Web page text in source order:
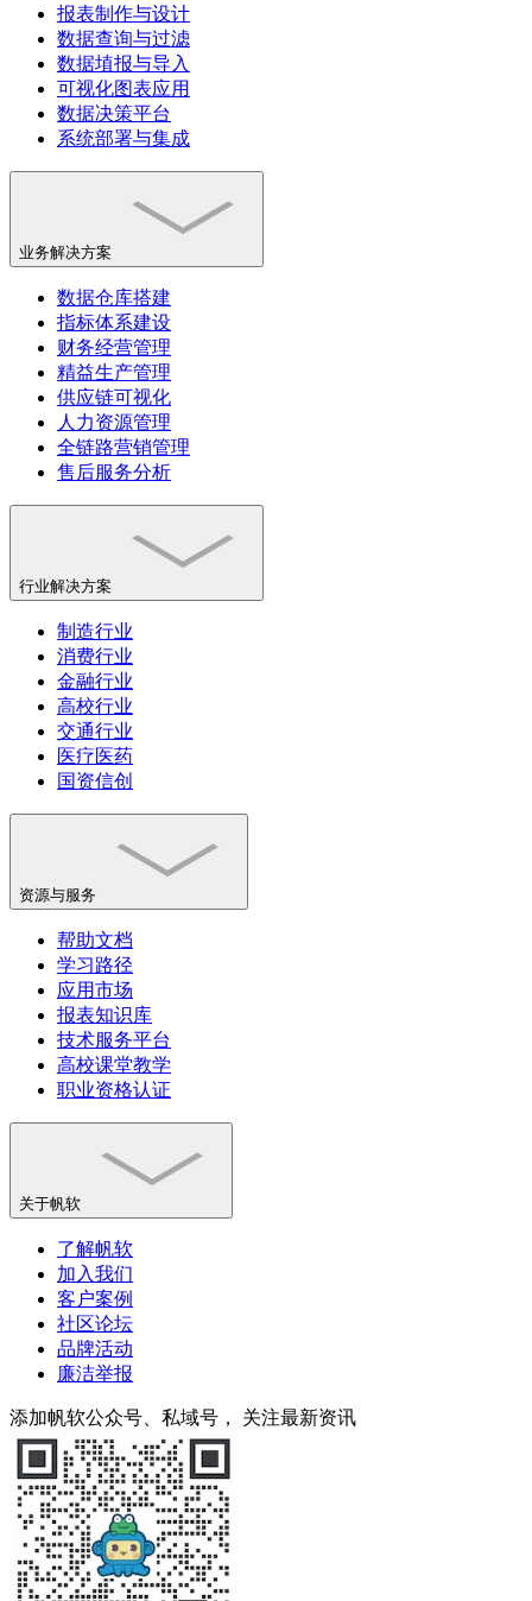
报表制作与设计
数据查询与过滤
数据埴报与导入
可视化图表应用
数据决策平台
系统部署与集成
业务解决方案
数据仓库搭建
指标体系建设
财务经营管理
精益生产管理
供应链可视化
人力资源管理
全链路营销管理
售后服务分析
行业解决方案
制造行业
消费行业
金融行业
高校行业
交通行业
医疗医药
国资信创
资源与服务
帮助文档
学习路径
应用市场
报表知识库
技术服务平台
高校课堂教学
职业资格认证
关于帆软
了解帆软
加入我们
客户案例
社区论坛
品牌活动
廉洁举报
添加帆软公众号、私域号， 关注最新资讯